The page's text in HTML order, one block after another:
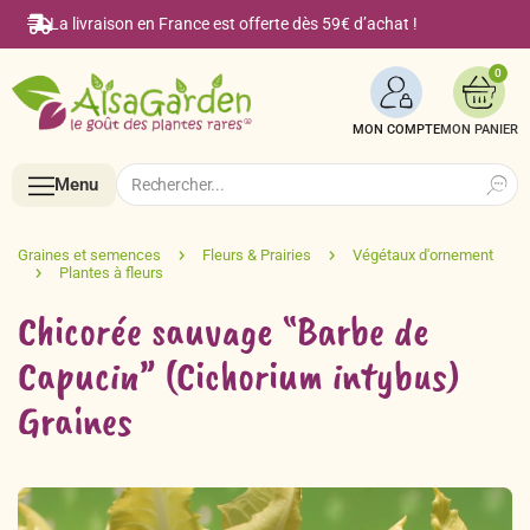
La livraison en France est offerte dès 59€ d’achat !
MON COMPTE
0
Menu
Menu
Accueil
Boutique en ligne
Semences BIO de A à Z
Le Blog Alsagarden
Search
for:
Chicorée sauvage “Barbe de
Capucin” (Cichorium intybus)
Graines